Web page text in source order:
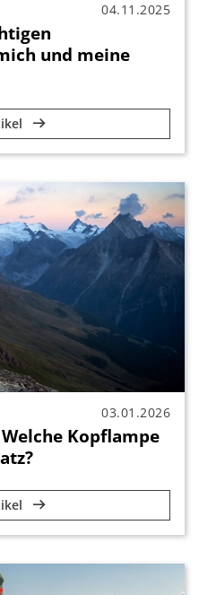
04.11.2025
und meine
03.01.2026
Kopflampe